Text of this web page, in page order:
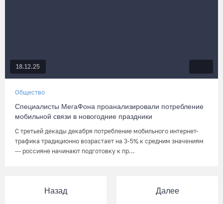
18.12.25
Общество
Специалисты МегаФона проанализировали потребление
мобильной связи в новогодние праздники
С третьей декады декабря потребление мобильного интернет-
трафика традиционно возрастает на 3-5% к средним значениям
— россияне начинают подготовку к пр...
Назад Далее